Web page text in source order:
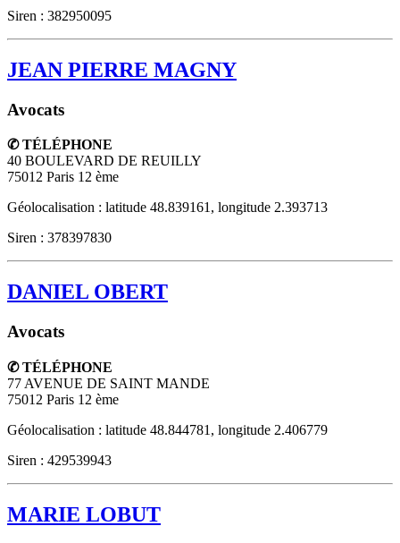
Siren : 382950095
JEAN PIERRE MAGNY
Avocats
✆ TÉLÉPHONE
40 BOULEVARD DE REUILLY
75012 Paris 12 ème
Géolocalisation : latitude 48.839161, longitude 2.393713
Siren : 378397830
DANIEL OBERT
Avocats
✆ TÉLÉPHONE
77 AVENUE DE SAINT MANDE
75012 Paris 12 ème
Géolocalisation : latitude 48.844781, longitude 2.406779
Siren : 429539943
MARIE LOBUT